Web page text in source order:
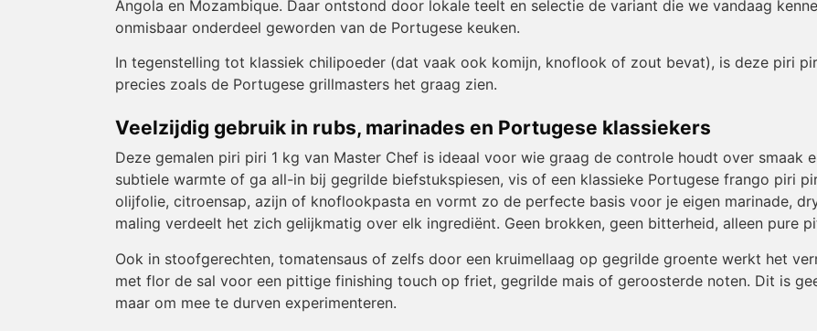
Angola en Mozambique. Daar ontstond door lokale teelt en selectie de variant die we vandaag
onmisbaar onderdeel geworden van de Portugese keuken.
In tegenstelling tot klassiek chilipoeder (dat vaak ook komijn, knoflook of zout bevat), is deze piri
precies zoals de Portugese grillmasters het graag zien.
Veelzijdig gebruik in rubs, marinades en Portugese klassiekers
Deze gemalen piri piri 1 kg van Master Chef is ideaal voor wie graag de controle houdt over smaak
subtiele warmte of ga all-in bij gegrilde biefstukspiesen, vis of een klassieke Portugese frango piri
olijfolie, citroensap, azijn of knoflookpasta en vormt zo de perfecte basis voor je eigen marinade,
maling verdeelt het zich gelijkmatig over elk ingrediënt. Geen brokken, geen bitterheid, alleen pure
Ook in stoofgerechten, tomatensaus of zelfs door een kruimellaag op gegrilde groente werkt het
met flor de sal voor een pittige finishing touch op friet, gegrilde mais of geroosterde noten. Dit is
maar om mee te durven experimenteren.